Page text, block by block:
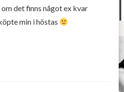
det finns något ex kvar
min i höstas